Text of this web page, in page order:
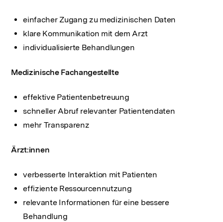
einfacher Zugang zu medizinischen Daten
klare Kommunikation mit dem Arzt
individualisierte Behandlungen
Medizinische Fachangestellte
effektive Patientenbetreuung
schneller Abruf relevanter Patientendaten
mehr Transparenz
Ärzt:innen
verbesserte Interaktion mit Patienten
effiziente Ressourcennutzung
relevante Informationen für eine bessere
Behandlung